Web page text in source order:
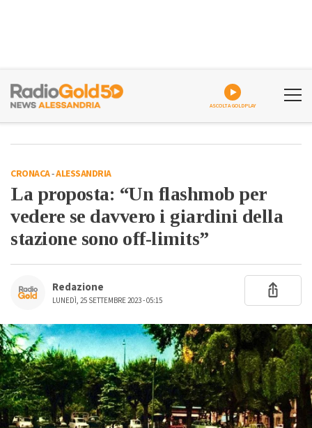
ASCOLTA GOLDPLAY
CRONACA-ALESSANDRIA
La proposta: “Un flashmob per
vedere se davvero i giardini della
stazione sono off-limits”
Redazione
LUNEDÌ, 25 SETTEMBRE 2023 - 05:15